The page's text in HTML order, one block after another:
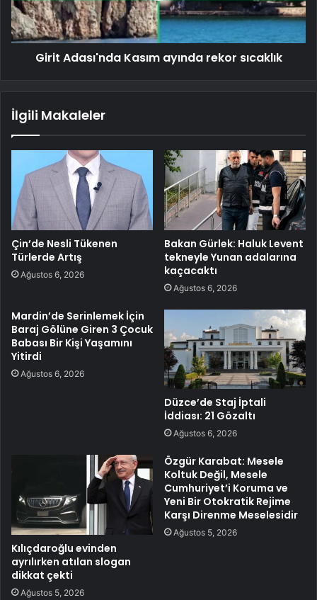
Girit Adası'nda Kasım ayında rekor sıcaklık
İlgili Makaleler
Çin’de Nesli Tükenen
Türlerde Artış
Ağustos 6, 2026
Bakan Gürlek: Haluk Levent
tekneyle Yunan adalarına
kaçacaktı
Ağustos 6, 2026
Mardin’de Serinlemek İçin
Baraj Gölüne Giren 3 Çocuk
Babası Bir Kişi Yaşamını
Yitirdi
Ağustos 6, 2026
Düzce’de Staj İptali
İddiası: 21 Gözaltı
Ağustos 6, 2026
Kılıçdaroğlu evinden
ayrılırken atılan slogan
dikkat çekti
Ağustos 5, 2026
Özgür Karabat: Mesele
Koltuk Değil, Mesele
Cumhuriyet’i Koruma ve
Yeni Bir Otokratik Rejime
Karşı Direnme Meselesidir
Ağustos 5, 2026